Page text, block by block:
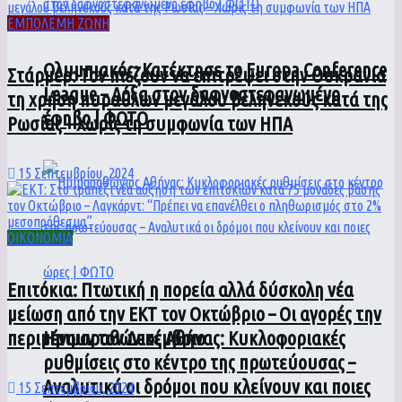
Ολυμπιακός: Κατέκτησε το Europa Conference
League – Δόξα στον δαφνοστεφανωμένο
έφηβο | ΦΩΤΟ
Ημιμαραθώνιος Αθήνας: Κυκλοφοριακές
ρυθμίσεις στο κέντρο της πρωτεύουσας –
Αναλυτικά οι δρόμοι που κλείνουν και ποιες
ΕΜΠΟΛΕΜΗ ΖΩΝΗ
Στάρμερ: Τον πιέζουν να επιτρέψει στην Ουκρανία
τη χρήση πυραύλων μεγάλου βεληνεκούς κατά της
Ρωσίας – Χωρίς τη συμφωνία των ΗΠΑ
15 Σεπτεμβρίου, 2024
ΟΙΚΟΝΟΜΙΑ
Επιτόκια: Πτωτική η πορεία αλλά δύσκολη νέα
μείωση από την ΕΚΤ τον Οκτώβριο – Οι αγορές την
περιμένουν τον Δεκέμβριο
15 Σεπτεμβρίου, 2024